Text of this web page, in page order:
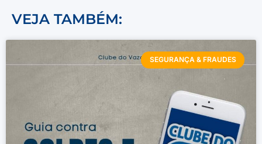
VEJA TAMBÉM:
SEGURANÇA & FRAUDES